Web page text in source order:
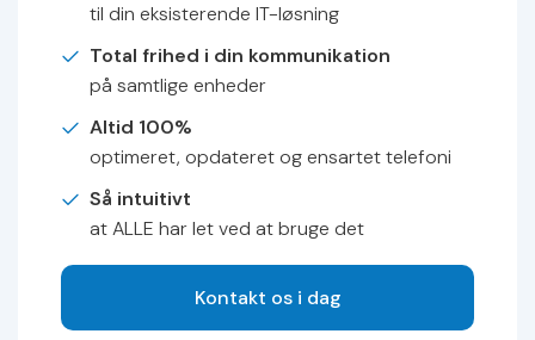
til din eksisterende IT-løsning
Total frihed i din kommunikation
på samtlige enheder
Altid 100%
optimeret, opdateret og ensartet telefoni
Så intuitivt
at ALLE har let ved at bruge det
Kontakt os i dag